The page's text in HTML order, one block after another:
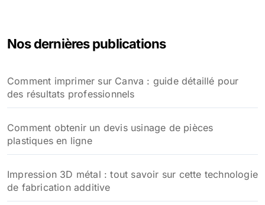
Nos dernières publications
Comment imprimer sur Canva : guide détaillé pour
des résultats professionnels
Comment obtenir un devis usinage de pièces
plastiques en ligne
Impression 3D métal : tout savoir sur cette technologie
de fabrication additive